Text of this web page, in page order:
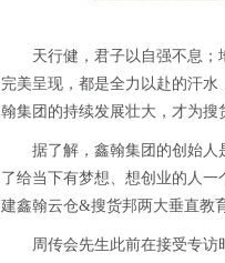
天行健，君子以自强不息
完美呈现，都是全力以赴的汗
翰集团的持续发展壮大，才为搜
据了解，鑫翰集团的创始人
了给当下有梦想、想创业的人
建鑫翰云仓&搜货邦两大垂直教
周传会先生此前在接受专